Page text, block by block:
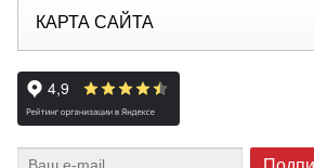
КАРТА САЙТА